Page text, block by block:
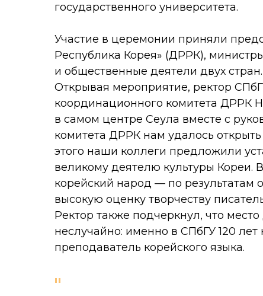
государственного университета.
Участие в церемонии приняли
Республика Корея» (ДРРК),
и общественные деятели двух стран.
Открывая мероприятие, ректор
координационного комитета ДРРК
в самом центре Сеула вместе с
комитета ДРРК нам удалось
этого наши коллеги предложили
великому деятелю культуры Кореи.
корейский народ — по
высокую оценку творчеству
Ректор также подчеркнул, что
неслучайно: именно в СПбГУ 120
преподаватель корейского языка.
"